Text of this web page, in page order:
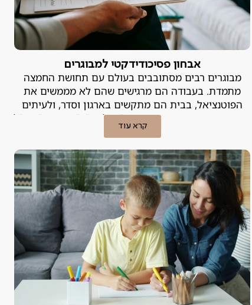
אבחון פסיכודידקטי למבוגרים
מבוגרים רבים מסתובבים בעולם עם תחושת החמצה
מתמדת. בעבודה הם מרגישים שהם לא מממשים את
הפוטנציאל, בבית הם מתקשים בארגון וסדר, ולעיתים
קרובות הם מתייגים את עצמם כ"עצלנים", "מפוזרים" או "לא
מספיק חכמים". האמת היא, שבמקרים רבים הקושי אינו נובע
אובחנה.
קרא עוד